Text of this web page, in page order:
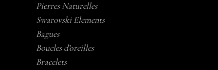
Pierres Naturelles
Swarovski Elements
Bagues
Boucles d’oreilles
Bracelets